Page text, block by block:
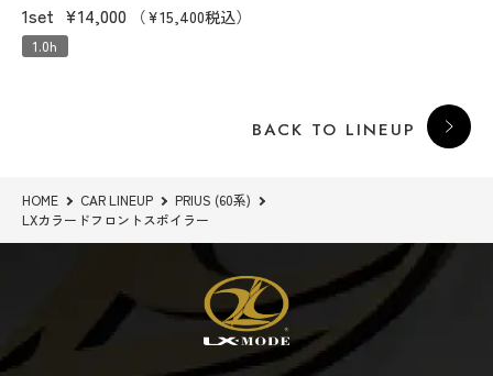
1set ¥14,000 （¥15,400税込）
1.0h
BACK TO LINEUP
HOME CAR LINEUP
PRIUS (60系)
LXカラードフロントスポイラー